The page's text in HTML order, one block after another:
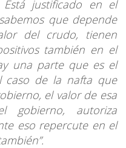
justificado en el
que depende
del crudo, tienen
también en el
una parte que es el
caso de la nafta que
el valor de esa
autoriza
eso repercute en el